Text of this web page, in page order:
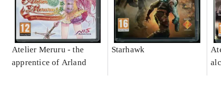
Atelier Meruru - the
apprentice of Arland
Starhawk